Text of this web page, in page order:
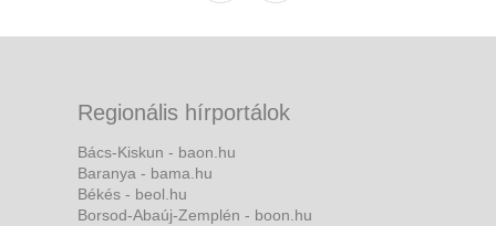
Regionális hírportálok
Bács-Kiskun - baon.hu
Baranya - bama.hu
Békés - beol.hu
Borsod-Abaúj-Zemplén - boon.hu